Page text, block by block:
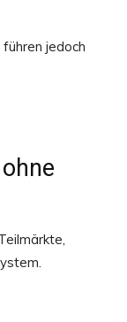
jedoch